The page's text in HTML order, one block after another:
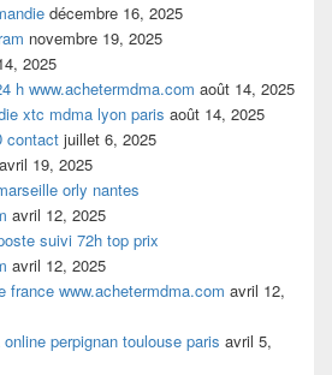
décembre 16, 2025
novembre 19, 2025
2025
h www.achetermdma.com août 14, 2025
xtc mdma lyon paris août 14, 2025
contact juillet 6, 2025
avril 19, 2025
orly nantes
avril 12, 2025
suivi 72h top prix
avril 12, 2025
france www.achetermdma.com avril 12,
perpignan toulouse paris avril 5,